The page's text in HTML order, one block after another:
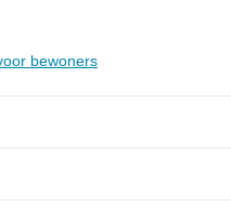
bewoners